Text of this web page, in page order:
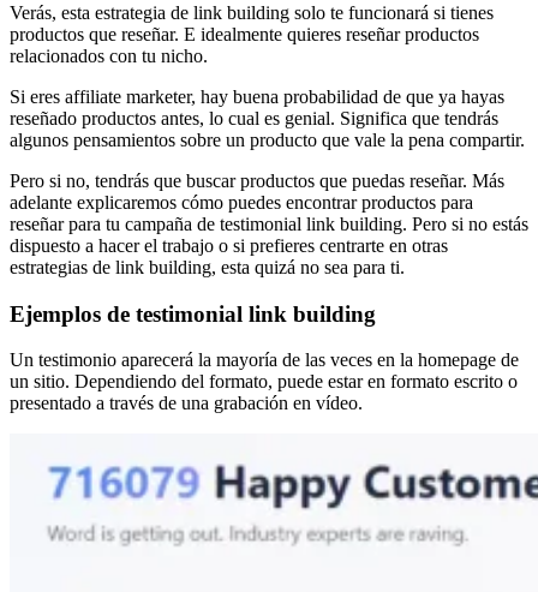
Verás, esta estrategia de link building solo te funcionará si tienes
productos que reseñar. E idealmente quieres reseñar productos
relacionados con tu nicho.
Si eres affiliate marketer, hay buena probabilidad de que ya hayas
reseñado productos antes, lo cual es genial. Significa que tendrás
algunos pensamientos sobre un producto que vale la pena compartir.
Pero si no, tendrás que buscar productos que puedas reseñar. Más
adelante explicaremos cómo puedes encontrar productos para
reseñar para tu campaña de testimonial link building. Pero si no estás
dispuesto a hacer el trabajo o si prefieres centrarte en otras
estrategias de link building, esta quizá no sea para ti.
Ejemplos de testimonial link building
Un testimonio aparecerá la mayoría de las veces en la homepage de
un sitio. Dependiendo del formato, puede estar en formato escrito o
presentado a través de una grabación en vídeo.